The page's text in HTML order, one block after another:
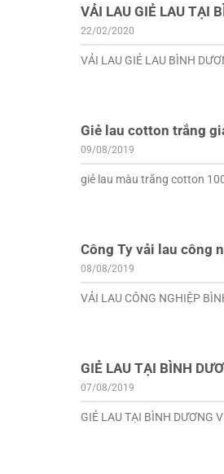
VẢI LAU GIẺ LAU TẠI
22/02/2020
VẢI LAU GIẺ LAU BÌNH
Giẻ lau cotton trắng
09/08/2019
giẻ lau màu trắng cotton
Công Ty vải lau công
08/08/2019
VẢI LAU CÔNG NGHIỆP
GIẺ LAU TẠI BÌNH
07/08/2019
GIẺ LAU TẠI BÌNH DƯƠNG